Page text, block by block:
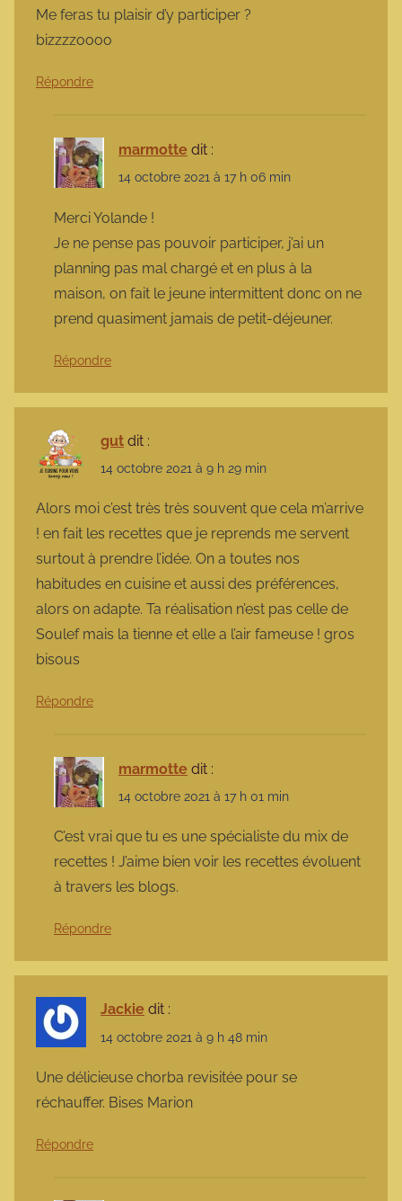
Me feras tu plaisir d’y participer ?
bizzzzoooo
Répondre
marmotte dit :
14 octobre 2021 à 17 h 06 min
Merci Yolande !
Je ne pense pas pouvoir participer, j’ai un
planning pas mal chargé et en plus à la
maison, on fait le jeune intermittent donc on ne
prend quasiment jamais de petit-déjeuner.
Répondre
gut dit :
14 octobre 2021 à 9 h 29 min
Alors moi c’est très très souvent que cela m’arrive
! en fait les recettes que je reprends me servent
surtout à prendre l’idée. On a toutes nos
habitudes en cuisine et aussi des préférences,
alors on adapte. Ta réalisation n’est pas celle de
Soulef mais la tienne et elle a l’air fameuse ! gros
bisous
Répondre
marmotte dit :
14 octobre 2021 à 17 h 01 min
C’est vrai que tu es une spécialiste du mix de
recettes ! J’aime bien voir les recettes évoluent
à travers les blogs.
Répondre
Jackie dit :
14 octobre 2021 à 9 h 48 min
Une délicieuse chorba revisitée pour se
réchauffer. Bises Marion
Répondre